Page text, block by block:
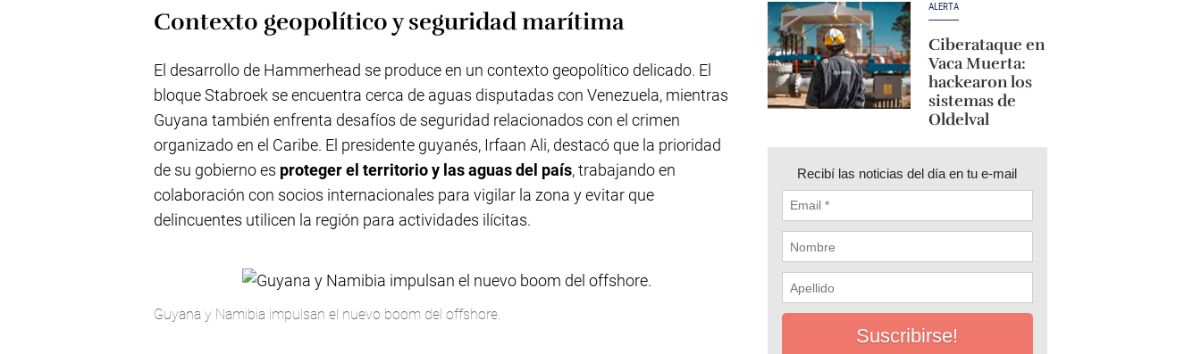
Contexto geopolítico y seguridad marítima
El desarrollo de Hammerhead se produce en un contexto geopolítico delicado. El
bloque Stabroek se encuentra cerca de aguas disputadas con Venezuela, mientras
Guyana también enfrenta desafíos de seguridad relacionados con el crimen
organizado en el Caribe. El presidente guyanés, Irfaan Ali, destacó que la prioridad
de su gobierno es proteger el territorio y las aguas del país, trabajando en
colaboración con socios internacionales para vigilar la zona y evitar que
delincuentes utilicen la región para actividades ilícitas.
Guyana y Namibia impulsan el nuevo boom del offshore.
ALERTA
Ciberataque en
Vaca Muerta:
hackearon los
sistemas de
Oldelval
Recibí las noticias del día en tu e-mail